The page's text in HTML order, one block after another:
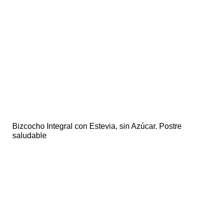
Bizcocho Integral con Estevia, sin Azúcar. Postre
saludable